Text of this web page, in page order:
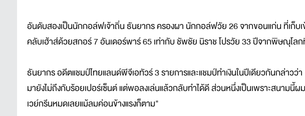
อันดับสองเป็นนักกอล์ฟเจ้าถิ่น ธันยากร ครองผา นักกอล์ฟวัย 26 จากขอนแก่น ที่เก็บเ
คลับเฮ้าส์ด้วยสกอร์ 7 อันเดอร์พาร์ 65 เท่ากับ ชัพชัย นิราช โปรวัย 33 ปีจากพิษณุโลก
ธันยากร อดีตแชมป์ไทยแลนด์พีจีเอทัวร์ 3 รายการและแชมป์ทำเงินในปีเดียวกันกล่าวว่
มายังไม่ถึงกับร้อยเปอร์เซ็นต์ แต่พอลงเล่นแล้วกลับทำได้ดี ส่วนหนึ่งเป็นเพราะสนามนี้
เวย์กรีนหมดเลยแม้ลมค่อนข้างแรงก็ตาม"